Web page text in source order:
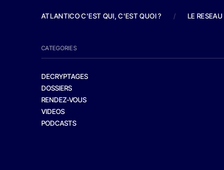
ATLANTICO C'EST QUI, C'EST QUOI ? / LE
CATEGORIES
DECRYPTAGES
DOSSIERS
RENDEZ-VOUS
VIDEOS
PODCASTS